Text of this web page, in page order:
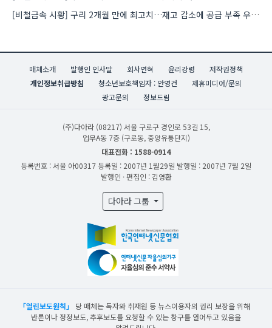
[비철금속 시황] 구리 2개월 만에 최고치…재고 감소에 공급 부족 우려 확대
매체소개 발행인 인사말 회사연혁 윤리강령
저작권정책
개인정보취급방침
청소년보호책임자 : 안영건
제휴미디어/문의
광고문의
정보드림
(주)다아라 (08217) 서울 구로구 경인로 53길 15,
업무A동 7층 (구로동, 중앙유통단지)
대표전화 : 1588-0914
등록번호 : 서울 아00317 등록일 : 2007년 1월29일 발행일 : 2007년 7월 2일
발행인 · 편집인 : 김영환
다아라 그룹
「열린보도원칙」
당 매체는 독자와 취재원 등 뉴스이용자의 권리 보장을 위해
반론이나 정정보도, 추후보도를 요청할 수 있는 창구를 열어두고 있음을